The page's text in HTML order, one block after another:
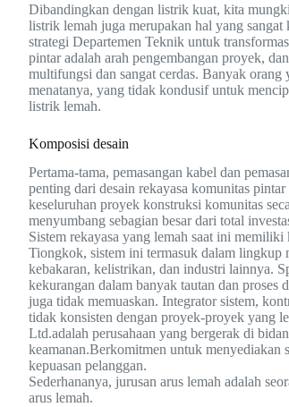
Dibandingkan dengan listrik kuat, kita
listrik lemah juga merupakan hal yang
strategi Departemen Teknik untuk
pintar adalah arah pengembangan proyek,
multifungsi dan sangat cerdas. Banyak orang
menatanya, yang tidak kondusif untuk
listrik lemah.
Komposisi desain
Pertama-tama, pemasangan kabel dan
penting dari desain rekayasa komunitas
keseluruhan proyek konstruksi komunitas
menyumbang sebagian besar dari total
Sistem rekayasa yang lemah saat ini
Tiongkok, sistem ini termasuk dalam lingkup
kebakaran, kelistrikan, dan industri lainnya.
kekurangan dalam banyak tautan dan proses
juga tidak memuaskan. Integrator sistem,
tidak konsisten dengan proyek-proyek yang
Ltd.adalah perusahaan yang bergerak di
keamanan.Berkomitmen untuk
kepuasan pelanggan.
Sederhananya, jurusan arus lemah adalah
arus lemah.